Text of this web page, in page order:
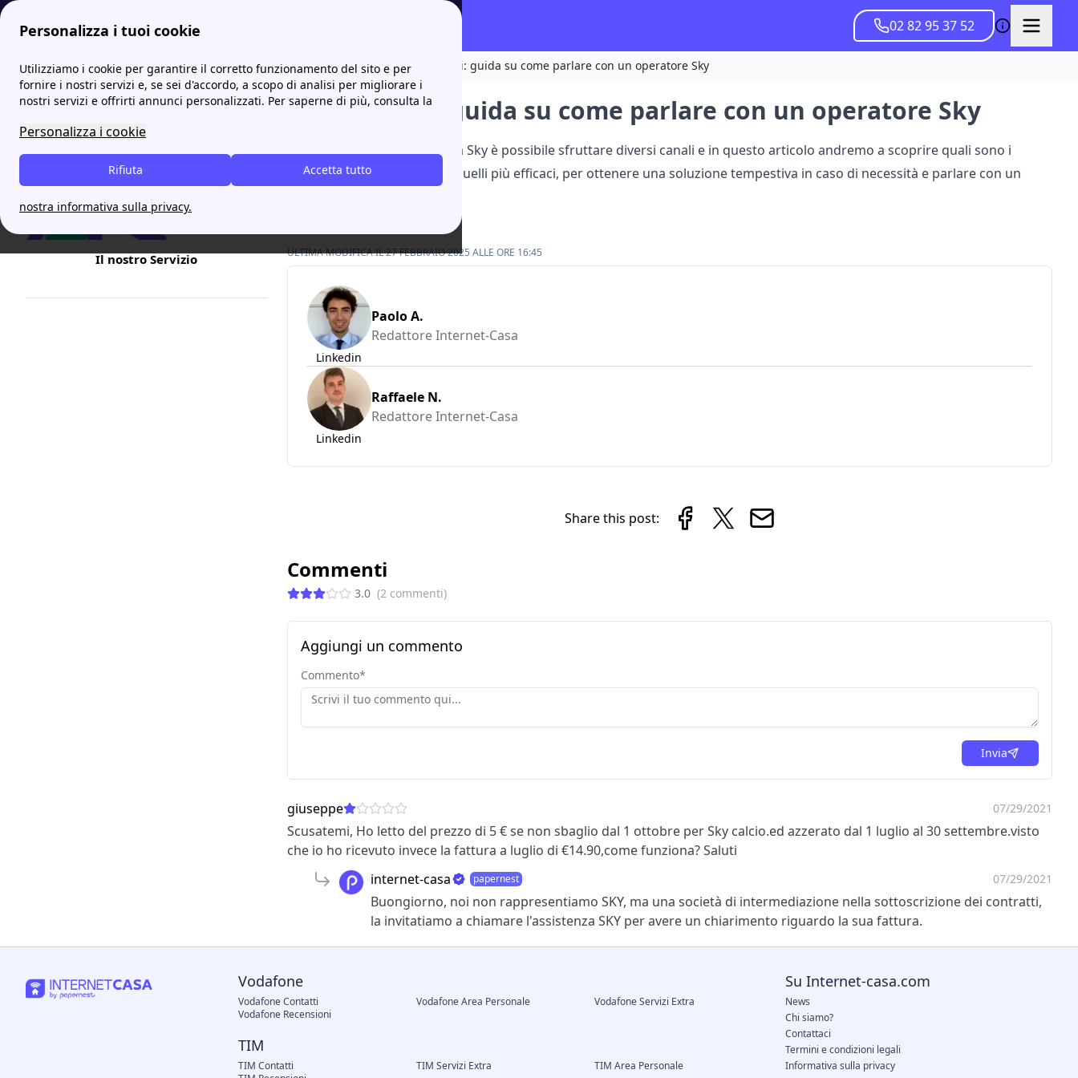
Personalizza i tuoi cookie
Utilizziamo i cookie per garantire il corretto funzionamento del sito e per
fornire i nostri servizi e, se sei d'accordo, a scopo di analisi per migliorare i
nostri servizi e offrirti annunci personalizzati. Per saperne di più, consulta la
Personalizza i cookie
Accetta tutto
Rifiuta
nostra informativa sulla privacy.
02 82 95 37 52
Internet Casa Sky: come abbonarsi, come funziona e quanto costa Sky Contatti: guida su come parlare con un operatore Sky
Il nostro Servizio
Sky Contatti: guida su come parlare con un operatore Sky
Per rivolgersi allacompagnia Skyè possibile sfruttare diversi canali e in questo articolo andremo a scoprire quali sono i
contatti Skypiù utilizzati e quelli più efficaci, per ottenere una soluzione tempestiva in caso di necessità e parlare con un
ULTIMA MODIFICA IL 27 FEBBRAIO 2025 ALLE ORE 16:45
Linkedin
Paolo A.
Redattore Internet-Casa
Linkedin
Raffaele N.
Redattore Internet-Casa
Share this post:
Commenti
3.0 (2 commenti)
Aggiungi un commento
Commento*
Invia
giuseppe 07/29/2021
Scusatemi, Ho letto del prezzo di 5 € se non sbaglio dal 1 ottobre per Sky calcio.ed azzerato dal 1 luglio al 30 settembre.visto
che io ho ricevuto invece la fattura a luglio di €14.90,come funziona? Saluti
internet-casa
papernest 07/29/2021
Buongiorno, noi non rappresentiamo SKY, ma una società di intermediazione nella sottoscrizione dei contratti,
la invitatiamo a chiamare l'assistenza SKY per avere un chiarimento riguardo la sua fattura.
Vodafone
Vodafone Contatti Vodafone Area Personale
Vodafone Servizi Extra
Vodafone Recensioni
TIM
TIM Contatti TIM Servizi Extra
TIM Area Personale
Su Internet-casa.com
News
Chi siamo?
Contattaci
Termini e condizioni legali
Informativa sulla privacy